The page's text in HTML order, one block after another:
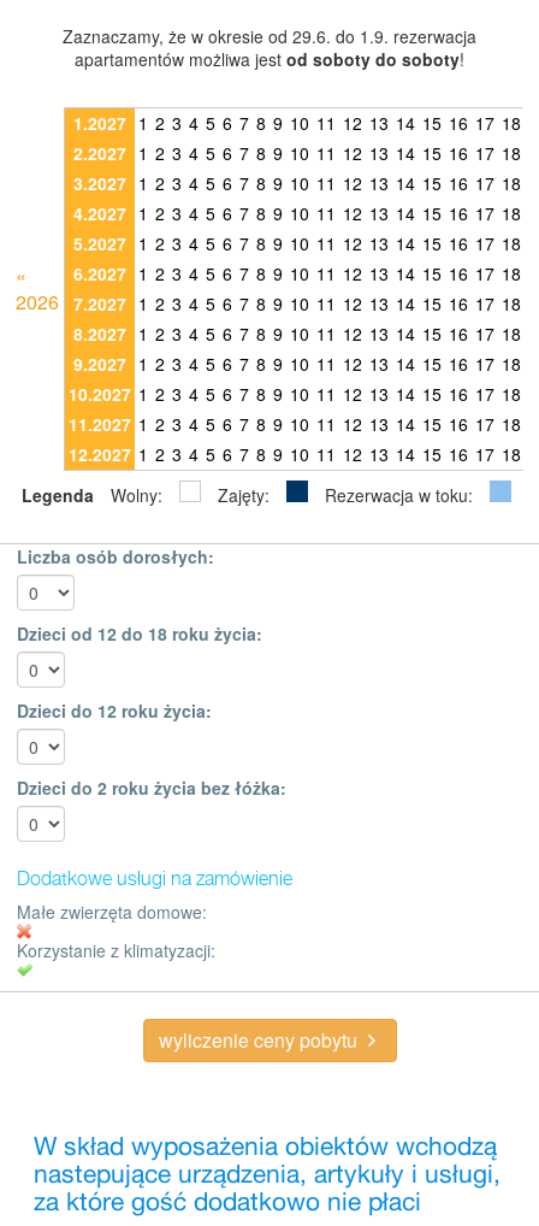
Zaznaczamy, że w okresie od 29.6. do 1.9. rezerwacja
apartamentów możliwa jest od soboty do soboty!
«
2026
1.2027 1 2 3 4 5 6 7 8 9 10 11 12 13 14 15 16 17 18
2.2027 1 2 3 4 5 6 7 8 9 10 11 12 13 14 15 16 17 18
3.2027 1 2 3 4 5 6 7 8 9 10 11 12 13 14 15 16 17 18
4.2027 1 2 3 4 5 6 7 8 9 10 11 12 13 14 15 16 17 18
5.2027 1 2 3 4 5 6 7 8 9 10 11 12 13 14 15 16 17 18
6.2027 1 2 3 4 5 6 7 8 9 10 11 12 13 14 15 16 17 18
7.2027 1 2 3 4 5 6 7 8 9 10 11 12 13 14 15 16 17 18
8.2027 1 2 3 4 5 6 7 8 9 10 11 12 13 14 15 16 17 18
9.2027 1 2 3 4 5 6 7 8 9 10 11 12 13 14 15 16 17 18
10.2027 1 2 3 4 5 6 7 8 9 10 11 12 13 14 15 16 17 18
11.2027 1 2 3 4 5 6 7 8 9 10 11 12 13 14 15 16 17 18
12.2027 1 2 3 4 5 6 7 8 9 10 11 12 13 14 15 16 17 18
Legenda
Wolny: Zajęty: Rezerwacja w toku:
Liczba osób dorosłych:
Dzieci od 12 do 18 roku życia:
Dzieci do 12 roku życia:
Dzieci do 2 roku życia bez łóżka:
Dodatkowe usługi na zamówienie
Małe zwierzęta domowe:
Korzystanie z klimatyzacji:
wyliczenie ceny pobytu
W skład wyposażenia obiektów wchodzą
nastepujące urządzenia, artykuły i usługi,
za które gość dodatkowo nie płaci